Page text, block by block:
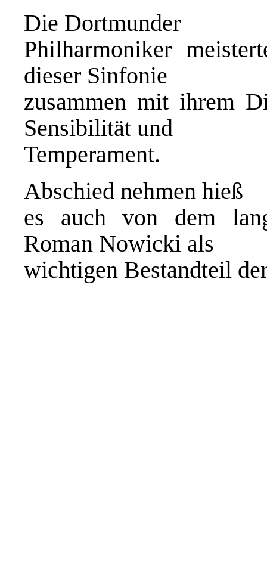
Die Dortmunder
Philharmoniker
dieser Sinfonie
zusammen mit ihrem
Sensibilität und
Temperament.
Abschied nehmen hieß
es auch von dem
Roman Nowicki als
wichtigen Bestandteil